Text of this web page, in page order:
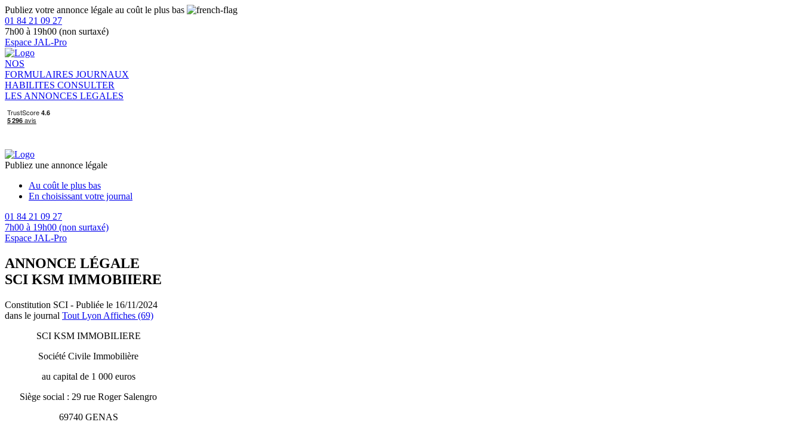
Publiez votre annonce légale au coût le plus bas
01 84 21 09 27
7h00 à 19h00 (non surtaxé)
Espace JAL-Pro
NOS
FORMULAIRES JOURNAUX
HABILITES CONSULTER
LES ANNONCES LEGALES
Publiez une annonce légale
Au coût le plus bas
En choisissant votre journal
01 84 21 09 27
7h00 à 19h00 (non surtaxé)
Espace JAL-Pro
ANNONCE LÉGALE
SCI KSM IMMOBIIERE
Constitution SCI - Publiée le 16/11/2024
dans le journal Tout Lyon Affiches (69)
SCI KSM IMMOBILIERE
Société Civile Immobilière
au capital de 1 000 euros
Siège social : 29 rue Roger Salengro
69740 GENAS